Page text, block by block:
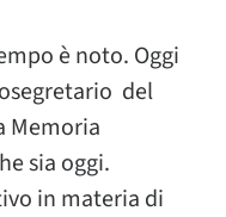
è noto. Oggi
del
Memoria
sia oggi.
in materia di